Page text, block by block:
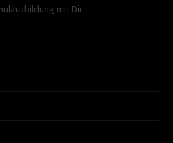
mit Dir.